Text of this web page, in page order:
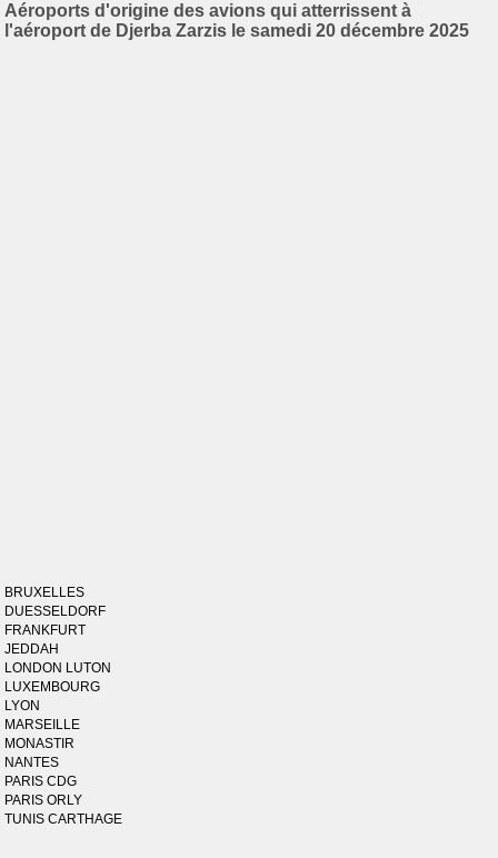
Aéroports d'origine des avions qui atterrissent à
l'aéroport de Djerba Zarzis le samedi 20 décembre 2025
BRUXELLES
DUESSELDORF
FRANKFURT
JEDDAH
LONDON LUTON
LUXEMBOURG
LYON
MARSEILLE
MONASTIR
NANTES
PARIS CDG
PARIS ORLY
TUNIS CARTHAGE